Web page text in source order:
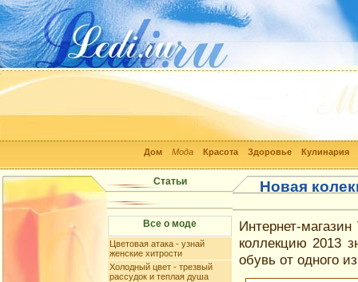
Дом Мода Красота Здоровье Кулинария
Статьи Новая
Все о моде
Цветовая атака - узнай
женские хитрости
Холодный цвет - трезвый
рассудок и теплая душа
Интернет-
коллекцию 2013
обувь от одного